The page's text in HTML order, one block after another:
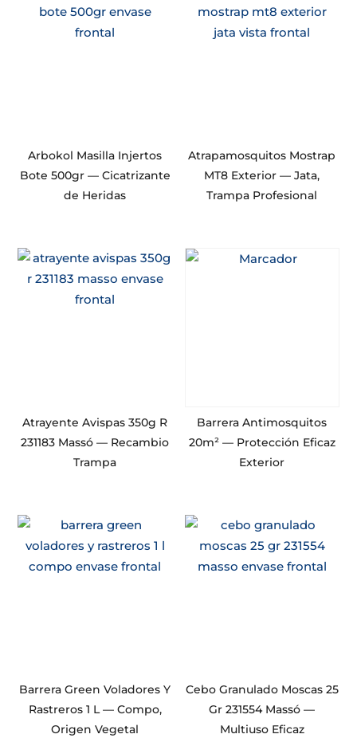
Arbokol Masilla Injertos
Bote 500gr — Cicatrizante
de Heridas
Atrapamosquitos Mostrap
MT8 Exterior — Jata,
Trampa Profesional
Atrayente Avispas 350g R
231183 Massó — Recambio
Trampa
Barrera Antimosquitos
20m² — Protección Eficaz
Exterior
Barrera Green Voladores Y
Rastreros 1 L — Compo,
Origen Vegetal
Cebo Granulado Moscas 25
Gr 231554 Massó —
Multiuso Eficaz